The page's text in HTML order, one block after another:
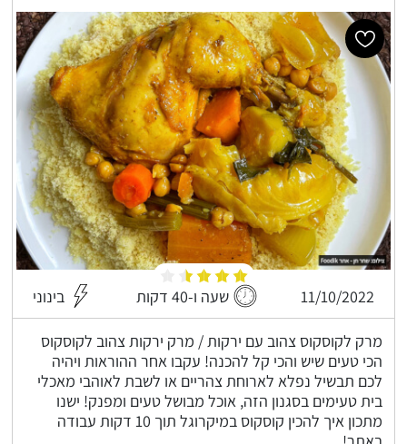
11/10/2022 שעה ו-40 דקות בינוני
מרק לקוסקוס צהוב עם ירקות / מרק ירקות צהוב לקוסקוס
הכי טעים שיש והכי קל להכנה! עקבו אחר ההוראות ויהיה
לכם תבשיל נפלא לארוחת צהריים או לשבת לאוהבי מאכלי
בית טעימים בסגנון הזה, אוכל מבושל טעים ומפנק! ישנו
מתכון איך להכין קוסקוס במיקרוגל תוך 10 דקות עבודה